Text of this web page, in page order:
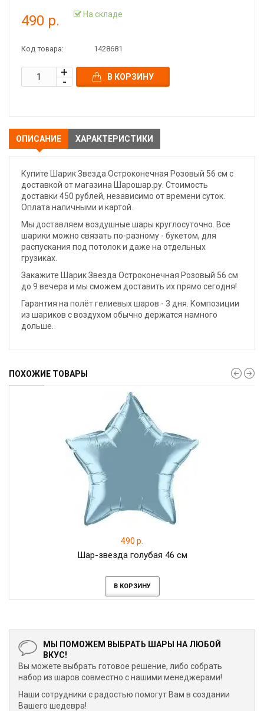
490 р. На складе
Код товара: 1428681
В КОРЗИНУ
ОПИСАНИЕ ХАРАКТЕРИСТИКИ
Купите Шарик Звезда Остроконечная Розовый 56 см с
доставкой от магазина Шарошар.ру. Стоимость
доставки 450 рублей, независимо от времени суток.
Оплата наличными и картой.
Мы доставляем воздушные шары круглосуточно. Все
шарики можно связать по-разному - букетом, для
распускания под потолок и даже на отдельных
грузиках.
Закажите Шарик Звезда Остроконечная Розовый 56 см
до 9 вечера и мы сможем доставить их прямо сегодня!
Гарантия на полёт гелиевых шаров - 3 дня. Композиции
из шариков с воздухом обычно держатся намного
дольше.
ПОХОЖИЕ ТОВАРЫ
490 р.
Шар-звезда голубая 46 см
В КОРЗИНУ
МЫ ПОМОЖЕМ ВЫБРАТЬ ШАРЫ НА ЛЮБОЙ
ВКУС!
Вы можете выбрать готовое решение, либо собрать
набор из шаров совместно с нашими менеджерами!
Наши сотрудники с радостью помогут Вам в создании
Вашего шедевра!